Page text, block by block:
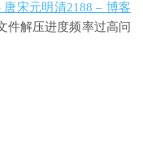
唐宋元明清2188 – 博客
件解压进度频率过高问